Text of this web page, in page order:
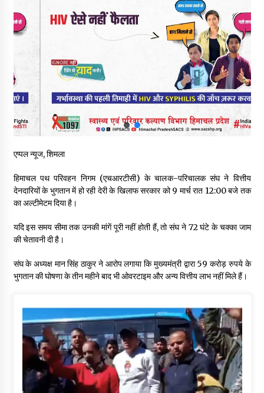
स्वास्थ्य विभाग की खरीद में घोटाले की आशंका, स्वतंत्र जांच की मांग, भाजपा
ने कहा- “हर पैसे का हिसाब जनता को मिले”
05/08/2026
भाजपा का कांग्रेस सरकार पर हमला, प्रतिशोध की राजनीति के खिलाफ कल
शिमला में प्रदर्शन, मानसून सत्र में सरकार को घेरने की तैयारी
पुलिस कांस्टेबल भर्ती के लिए बड़ी राहत, आयु सीमा में 1 वर्ष की छूट आवेदन की
अंतिम तिथि अब 21 अगस्त
हिमाचल सरकार लाएगी नई “स्वास्थ्य बीमा नीति”, गरीब परिवारों के लिए
उपलब्ध होगी बेहतरीन उपचार सुविधा- CM
04/08/2026
डॉ. परमार की 120वीं जयंती पर मुख्यमंत्री बोले— उनकी नीतियों को धरातल
एप्पल न्यूज, शिमला
हिमाचल पथ परिवहन निगम (एचआरटीसी) के चालक-परिचालक संघ ने वित्तीय
देनदारियों के भुगतान में हो रही देरी के खिलाफ सरकार को 9 मार्च रात 12:00 बजे तक
का अल्टीमेटम दिया है।
यदि इस समय सीमा तक उनकी मांगें पूरी नहीं होती हैं, तो संघ ने 72 घंटे के चक्का जाम
की चेतावनी दी है।
संघ के अध्यक्ष मान सिंह ठाकुर ने आरोप लगाया कि मुख्यमंत्री द्वारा 59 करोड़ रुपये के
भुगतान की घोषणा के तीन महीने बाद भी ओवरटाइम और अन्य वित्तीय लाभ नहीं मिले हैं।